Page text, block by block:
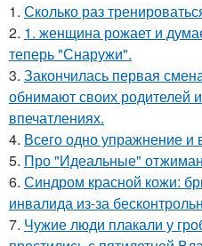
1. Сколько раз
2. 1. женщина рожает и
теперь "Снаружи".
3. Закончилась первая
обнимают своих родителей
впечатлениях.
4. Всего одно упражнение и
5. Про "Идеальные"
6. Синдром красной кожи:
инвалида из-за
7. Чужие люди плакали у